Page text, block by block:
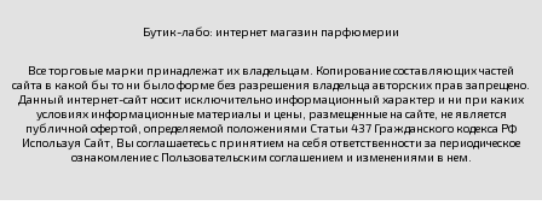
Бутик-лабо: интернет магазин парфюмерии
Все торговые марки принадлежат их владельцам. Копирование составляющих частей
сайта в какой бы то ни было форме без разрешения владельца авторских прав запрещено.
Данный интернет-сайт носит исключительно информационный характер и ни при каких
условиях информационные материалы и цены, размещенные на сайте, не является
публичной офертой, определяемой положениями Статьи 437 Гражданского кодекса РФ
Используя Сайт, Вы соглашаетесь с принятием на себя ответственности за периодическое
ознакомление с Пользовательским соглашением и изменениями в нем.